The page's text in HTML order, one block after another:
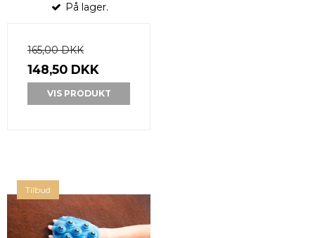
På lager.
165,00 DKK
148,50 DKK
VIS PRODUKT
Tilbud